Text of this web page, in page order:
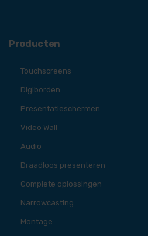
Producten
Touchscreens
Digiborden
Presentatieschermen
Video Wall
Audio
Draadloos presenteren
Complete oplossingen
Narrowcasting
Montage